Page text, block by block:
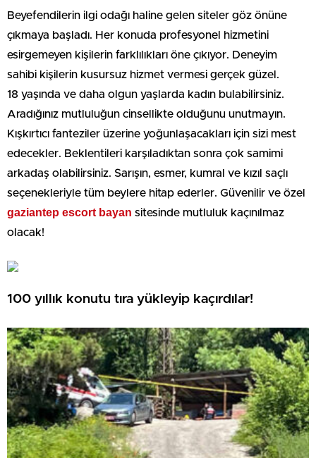
Beyefendilerin ilgi odağı haline gelen siteler göz önüne
çıkmaya başladı. Her konuda profesyonel hizmetini
esirgemeyen kişilerin farklılıkları öne çıkıyor. Deneyim
sahibi kişilerin kusursuz hizmet vermesi gerçek güzel.
18 yaşında ve daha olgun yaşlarda kadın bulabilirsiniz.
Aradığınız mutluluğun cinsellikte olduğunu unutmayın.
Kışkırtıcı fanteziler üzerine yoğunlaşacakları için sizi mest
edecekler. Beklentileri karşıladıktan sonra çok samimi
arkadaş olabilirsiniz. Sarışın, esmer, kumral ve kızıl saçlı
seçenekleriyle tüm beylere hitap ederler. Güvenilir ve özel
gaziantep escort bayan sitesinde mutluluk kaçınılmaz
olacak!
100 yıllık konutu tıra yükleyip kaçırdılar!